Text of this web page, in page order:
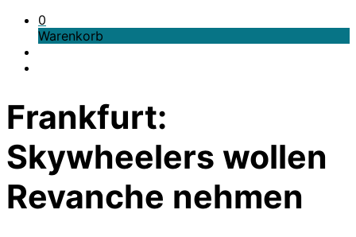
0
Warenkorb
Frankfurt:
Skywheelers wollen
Revanche nehmen